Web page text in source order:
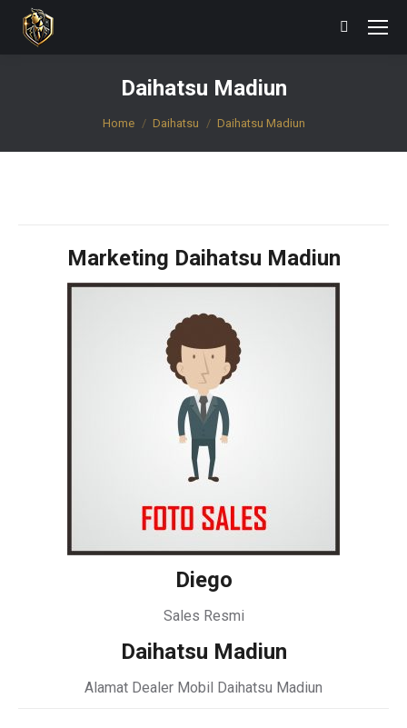
Search:
Daihatsu Madiun
You are here:
Home Daihatsu Daihatsu Madiun
Marketing Daihatsu Madiun
Diego
Sales Resmi
Daihatsu Madiun
Alamat Dealer Mobil Daihatsu Madiun